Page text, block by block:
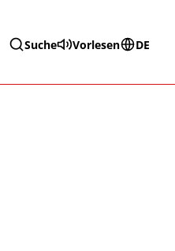
Suche Vorlesen
DE